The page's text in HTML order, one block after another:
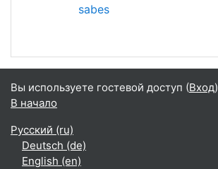
sabes
Вы используете гостевой доступ (Вход)
В начало
Русский ‎(ru)‎
Deutsch ‎(de)‎
English ‎(en)‎